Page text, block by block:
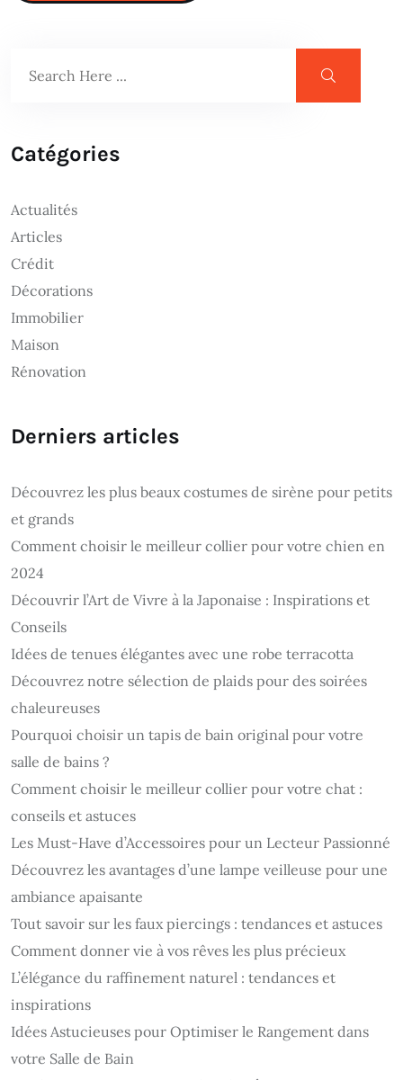
Catégories
Actualités
Articles
Crédit
Décorations
Immobilier
Maison
Rénovation
Derniers articles
Découvrez les plus beaux costumes de sirène pour petits
et grands
Comment choisir le meilleur collier pour votre chien en
2024
Découvrir l’Art de Vivre à la Japonaise : Inspirations et
Conseils
Idées de tenues élégantes avec une robe terracotta
Découvrez notre sélection de plaids pour des soirées
chaleureuses
Pourquoi choisir un tapis de bain original pour votre
salle de bains ?
Comment choisir le meilleur collier pour votre chat :
conseils et astuces
Les Must-Have d’Accessoires pour un Lecteur Passionné
Découvrez les avantages d’une lampe veilleuse pour une
ambiance apaisante
Tout savoir sur les faux piercings : tendances et astuces
Comment donner vie à vos rêves les plus précieux
L’élégance du raffinement naturel : tendances et
inspirations
Idées Astucieuses pour Optimiser le Rangement dans
votre Salle de Bain